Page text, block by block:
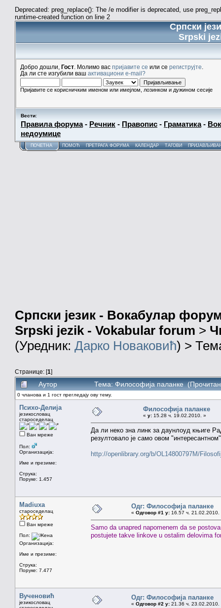
Deprecated: preg_replace(): The /e modifier is deprecated, use
runtime-created function on line 2
Српски
Srpski
Добро дошли, Гост . Молимо вас пријавите се или се региструјте
Да ли сте изгубили ваш активациони e-mail?
Пријавите се корисничким именом или имејлом, лозинком и дужином сесије
Вести:
Правила форума- Речник - Правопис - Граматика-
недоумице
ПОЧЕТНА ПОМОЋ ПРЕТРАГА ФОРУМА КАЛЕНДАР ТАГОВИ
Српски језик - Вокабулар
Srpski jezik - Vokabular forum >
(Уредник: Дарко Новаковић) >
Странице: [1]
Аутор Тема: Философија паланке
0 чланова и 1 гост прегледају ову тему.
Психо-Делија
језикословац
староседелац
Ван мреже
Пол:
Организација:
Име и презиме:
Струка:
Поруке: 1.457
Философија паланке
« у: 15.28 ч. 19.02.2010. »
Да ли неко зна линк за даунлоуд књиге
резултовало је само овом
http://openlibrary.org/b/OL14800797M/
Madiuxa
староседелац
Ван мреже
Пол:
Организација:
Име и презиме:
Струка:
Поруке: 7.477
Одг: Философија паланке
« Одговор #1 у: 16.57 ч. 21.02.2010.
Samo da unapred napomenem da se
postujete takve linkove u ostalim delovima
Вученовић
језикословац
Одг: Философија паланке
« Одговор #2 у: 21.36 ч. 23.02.2010.